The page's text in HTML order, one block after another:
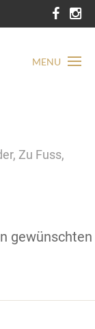
MENU
Zu Fuss,
gewünschten